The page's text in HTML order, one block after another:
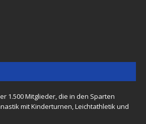
1.500 Mitglieder, die in den Sparten
mit Kinderturnen, Leichtathletik und